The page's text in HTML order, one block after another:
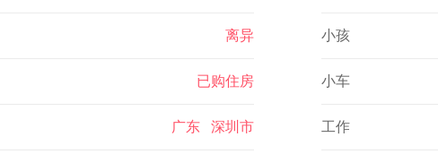
离异 小孩
已购住房 小车
广东 深圳市 工作